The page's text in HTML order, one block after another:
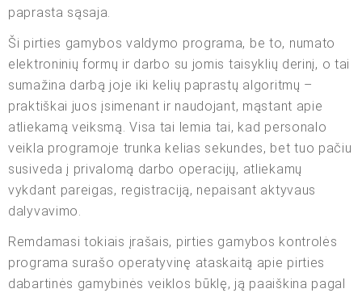
paprasta sąsaja.
Ši pirties gamybos valdymo programa, be to, numato
elektroninių formų ir darbo su jomis taisyklių derinį, o tai
sumažina darbą joje iki kelių paprastų algoritmų –
praktiškai juos įsimenant ir naudojant, mąstant apie
atliekamą veiksmą. Visa tai lemia tai, kad personalo
veikla programoje trunka kelias sekundes, bet tuo pačiu
susiveda į privalomą darbo operacijų, atliekamų
vykdant pareigas, registraciją, nepaisant aktyvaus
dalyvavimo.
Remdamasi tokiais įrašais, pirties gamybos kontrolės
programa surašo operatyvinę ataskaitą apie pirties
dabartinės gamybinės veiklos būklę, ją paaiškina pagal